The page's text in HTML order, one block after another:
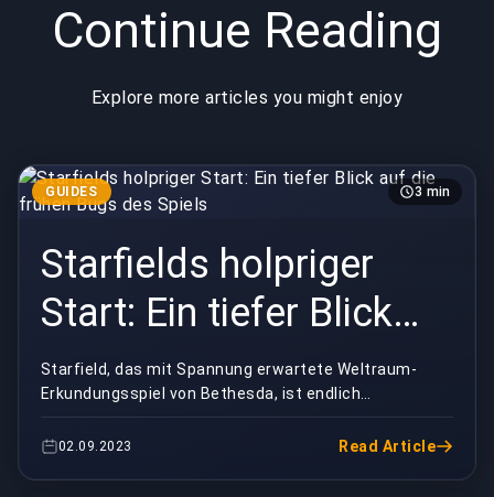
Continue Reading
Explore more articles you might enjoy
GUIDES 3 min
Starfields holpriger
Start: Ein tiefer Blick
auf die frühen Bugs
des Spiels
Starfield, das mit Spannung erwartete Weltraum-
Erkundungsspiel von Bethesda, ist endlich
erschienen. Während das Spiel mit Begeisterung und
Ehrfurcht ...
02.09.2023 Read Article